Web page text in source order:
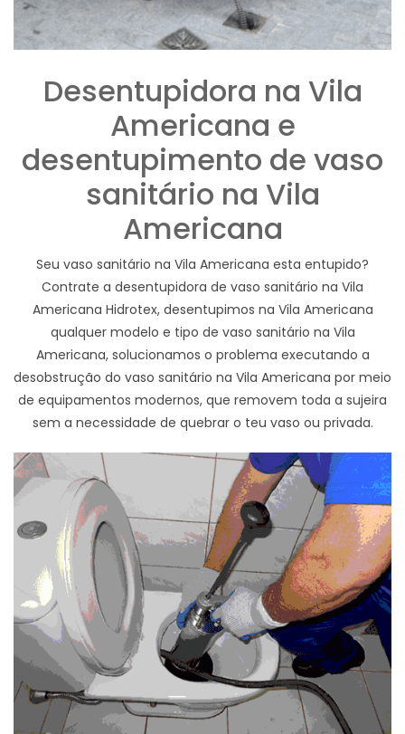
Desentupidora na Vila
Americana e
desentupimento de vaso
sanitário na Vila
Americana
Seu vaso sanitário na Vila Americana esta entupido?
Contrate a desentupidora de vaso sanitário na Vila
Americana Hidrotex, desentupimos na Vila Americana
qualquer modelo e tipo de vaso sanitário na Vila
Americana, solucionamos o problema executando a
desobstrução do vaso sanitário na Vila Americana por meio
de equipamentos modernos, que removem toda a sujeira
sem a necessidade de quebrar o teu vaso ou privada.